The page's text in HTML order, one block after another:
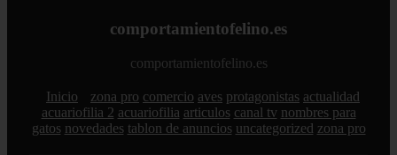
comportamientofelino.es
comportamientofelino.es
Inicio zona pro comercio aves protagonistas actualidad
acuariofilia 2 acuariofilia articulos canal tv nombres para
gatos novedades tablon de anuncios uncategorized zona pro